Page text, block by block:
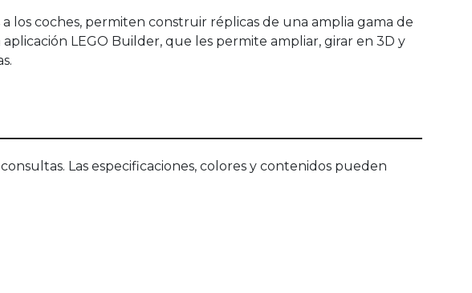
los coches, permiten construir réplicas de una amplia gama de
LEGO Builder, que les permite ampliar, girar en 3D y
Las especificaciones, colores y contenidos pueden